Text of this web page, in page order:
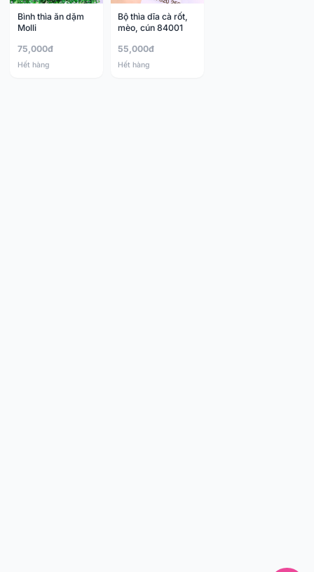
Bình thìa ăn dặm
Molli
75,000đ
Hết hàng
Bộ thìa dĩa cà rốt,
mèo, cún 84001
55,000đ
Hết hàng